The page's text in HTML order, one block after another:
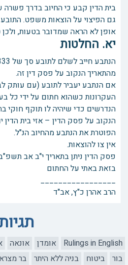
בית הדין קבע כי החיוב בדרך
גם הפיצוי על הוצאות משפט.
אופן לא הראה שמדובר בטעות, ולכן
יא. החלטות
מהתאריך הנקוב על פסק דין זה.
אם הנתבע יעביר לתובע (עם עותק
העקרונות כשהוא חתום על ידי כל
הנקוב על פסק הדין – אזי בית הדין
הפוטרת את הנתבע מהחיוב הנ"ל.
אין צו להוצאות.
פסק הדין ניתן בתאריך י"ב אב תשפ"ב, ‏09 אוגוסט
בזאת באתי על החתום
_________________
הרב אהרן כ"ץ, אב"ד
Rulings in English אומדן אונאה
בור
ביטוח בניה ללא היתר בר מצרא